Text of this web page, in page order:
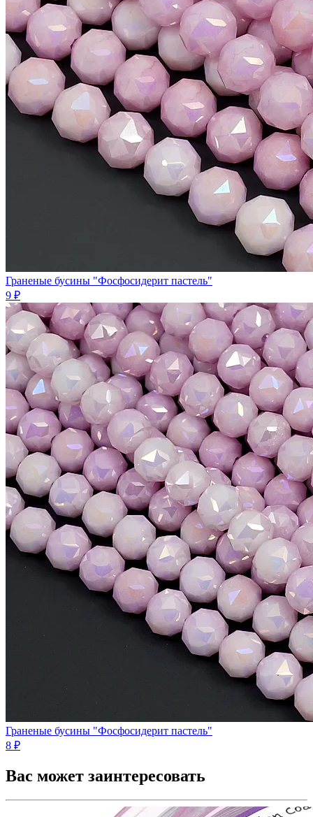
Граненые бусины "Фосфосидерит пастель"
9 ₽
Граненые бусины "Фосфосидерит пастель"
8 ₽
Вас может заинтересовать